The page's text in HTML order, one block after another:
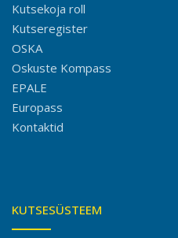
Kutsekoja roll
Kutseregister
OSKA
Oskuste Kompass
EPALE
Europass
Kontaktid
KUTSESÜSTEEM